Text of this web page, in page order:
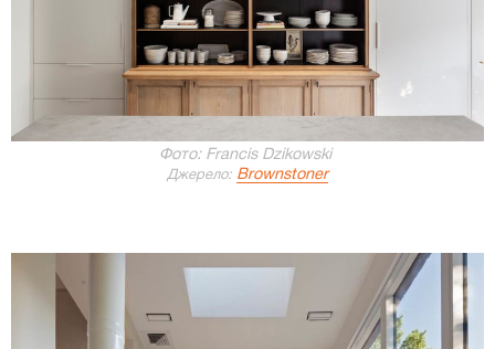
Фото: Francis Dzikowski
Джерело: Brownstoner